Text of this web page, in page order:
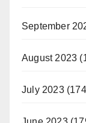
September
August 2023
July 2023